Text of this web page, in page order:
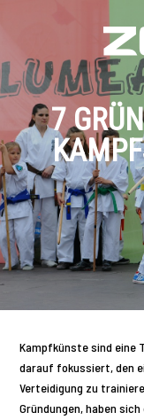
7
Kampfkünste sind eine
darauf fokussiert, den
Verteidigung zu
Gründungen, haben